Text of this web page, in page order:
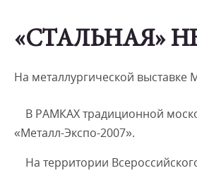
«СТАЛЬНАЯ»
На металлургической выставке
В РАМКАХ традиционной
«Металл-Экспо-2007».
На территории